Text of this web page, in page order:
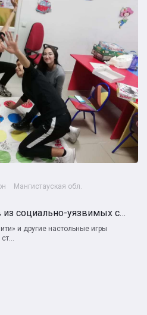
Мангистауская обл.
В Актау для студентов из социально-уязвимых семей проводят бесплатные игровые вечера
и другие настольные игры